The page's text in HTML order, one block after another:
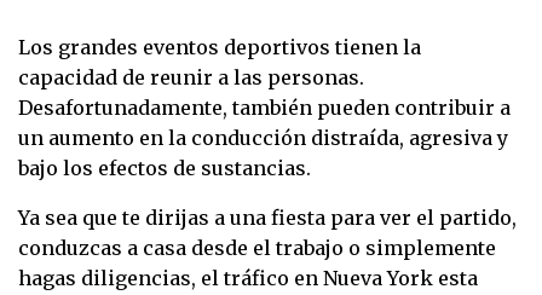
Los grandes eventos deportivos tienen la
capacidad de reunir a las personas.
Desafortunadamente, también pueden contribuir a
un aumento en la conducción distraída, agresiva y
bajo los efectos de sustancias.
Ya sea que te dirijas a una fiesta para ver el partido,
conduzcas a casa desde el trabajo o simplemente
hagas diligencias, el tráfico en Nueva York esta